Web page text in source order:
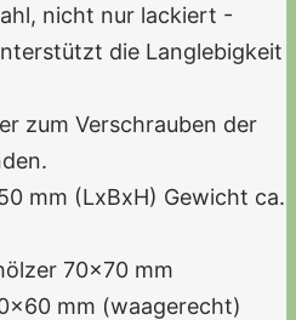
nicht nur lackiert -
die Langlebigkeit
zum Verschrauben der
mm (LxBxH) Gewicht ca.
70x70 mm
mm (waagerecht)